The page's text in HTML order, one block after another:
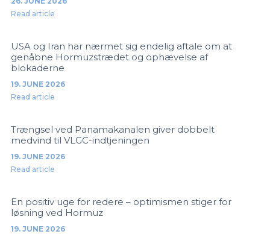
Read article
USA og Iran har nærmet sig endelig aftale om at
genåbne Hormuzstrædet og ophævelse af
blokaderne
19. JUNE 2026
Read article
Trængsel ved Panamakanalen giver dobbelt
medvind til VLGC-indtjeningen
19. JUNE 2026
Read article
En positiv uge for redere – optimismen stiger for
løsning ved Hormuz
19. JUNE 2026